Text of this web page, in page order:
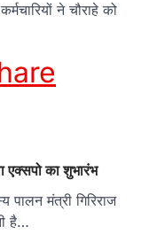
ने चौराहे को
एक्सपो का शुभारंभ
मंत्री गिरिराज
है…